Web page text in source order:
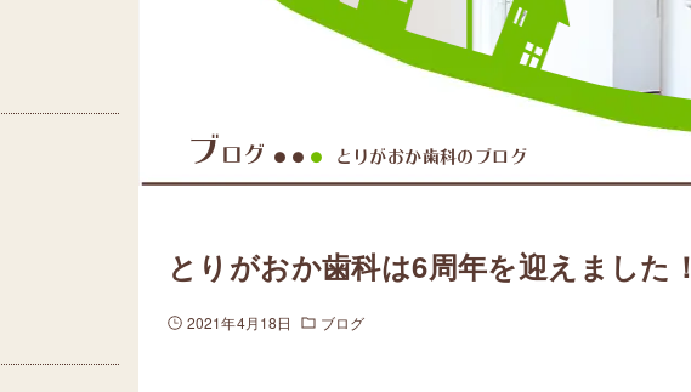
ブログ ●● ● とりがおか歯科のブログ
とりがおか歯科は6周年を迎えました！
2021年4月18日 ブログ